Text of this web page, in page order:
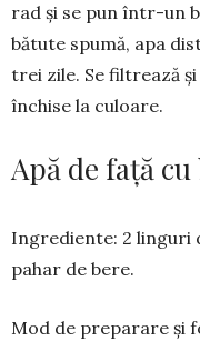
rad și se pun într-un
bătute spu­mă, apa
trei zile. Se fil­trează
închise la culoare.
Apă de față
Ingrediente: 2 linguri
pahar de bere.
Mod de preparare și